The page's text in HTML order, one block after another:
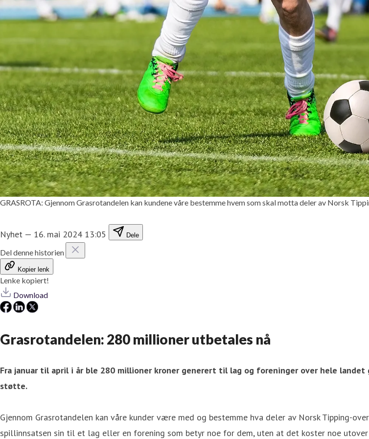
GRASROTA: Gjennom Grasrotandelen kan kundene våre bestemme hvem som skal motta deler av Norsk
Nyhet — 16. mai 2024 13:05 Dele
Del denne historien
Kopier lenk
Lenke kopiert!
Download
Grasrotandelen: 280 millioner utbetales nå
Fra januar til april i år ble 280 millioner kroner generert til lag og foreninger over hele
støtte.
Gjennom Grasrotandelen kan våre kunder være med og bestemme hva deler av Norsk Tipping-
spillinnsatsen sin til et lag eller en forening som betyr noe for dem, uten at det koster noe